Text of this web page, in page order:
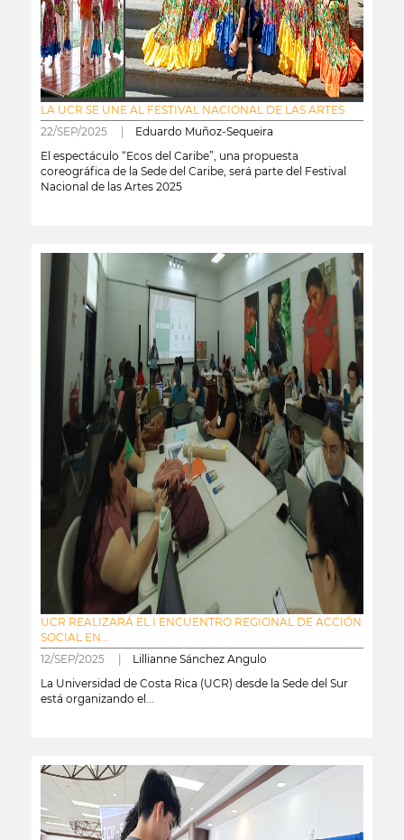
LA UCR SE UNE AL FESTIVAL NACIONAL DE LAS ARTES
22/SEP/2025 | Eduardo Muñoz-Sequeira
El espectáculo “Ecos del Caribe”, una propuesta
coreográfica de la Sede del Caribe, será parte del Festival
Nacional de las Artes 2025
UCR REALIZARÁ EL I ENCUENTRO REGIONAL DE ACCIÓN
SOCIAL EN...
12/SEP/2025 | Lillianne Sánchez Angulo
La Universidad de Costa Rica (UCR) desde la Sede del Sur
está organizando el...